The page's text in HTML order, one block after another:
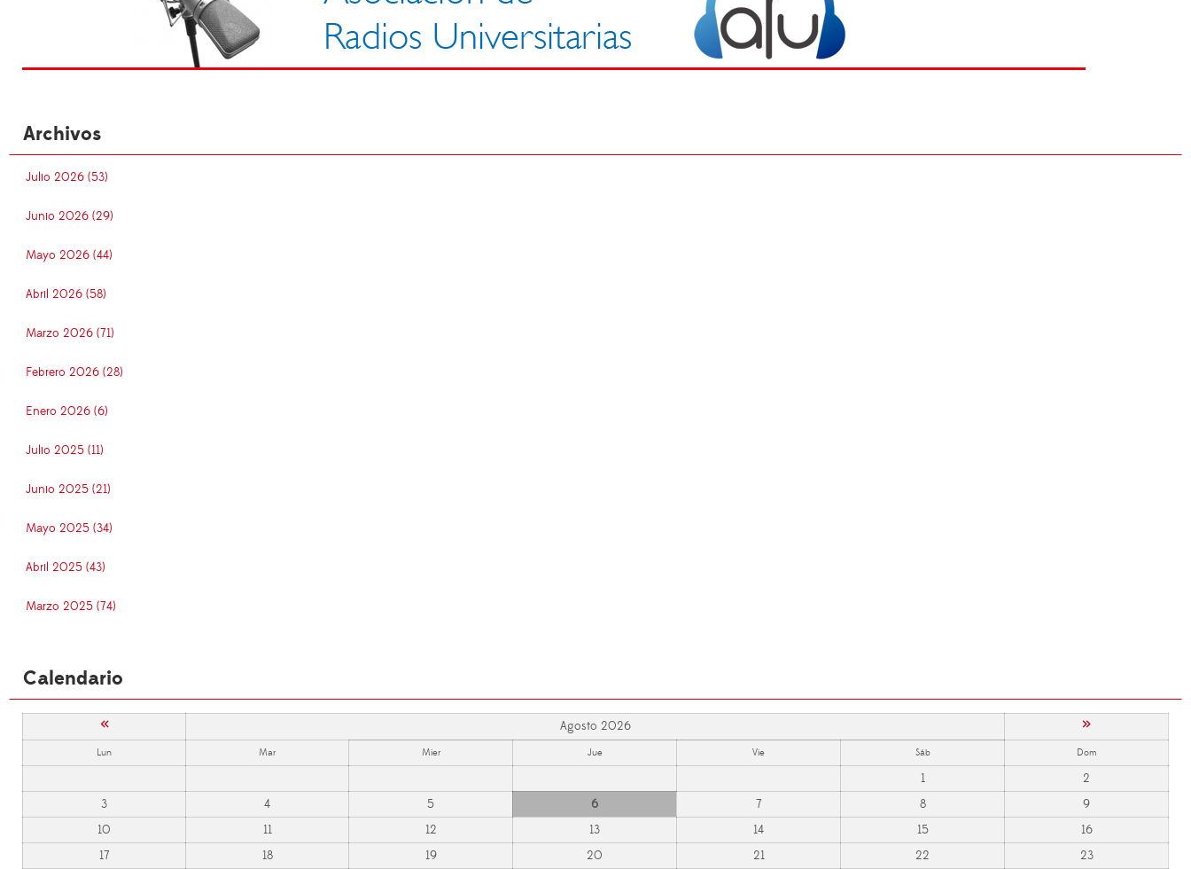
Archivos
Julio 2026 (53)
Junio 2026 (29)
Mayo 2026 (44)
Abril 2026 (58)
Marzo 2026 (71)
Febrero 2026 (28)
Enero 2026 (6)
Julio 2025 (11)
Junio 2025 (21)
Mayo 2025 (34)
Abril 2025 (43)
Marzo 2025 (74)
Calendario
« Agosto 2026 »
Lun Mar Mier Jue Vie Sáb Dom
1
2
3
4 5 6 7 8
9
10
11 12 13 14 15
16
17
18 19 20 21 22
23